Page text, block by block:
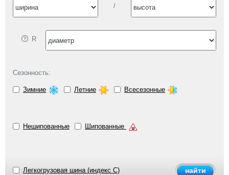
/
R
Сезонность:
Зимние Летние Всесезонные
Нешипованные Шипованные
Легкогрузовая шина (индекс C)